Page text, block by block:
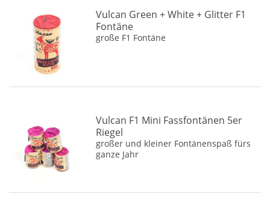
Vulcan Green + White + Glitter F1
Fontäne
große F1 Fontäne
Vulcan F1 Mini Fassfontänen 5er
Riegel
großer und kleiner Fontänenspaß fürs
ganze Jahr